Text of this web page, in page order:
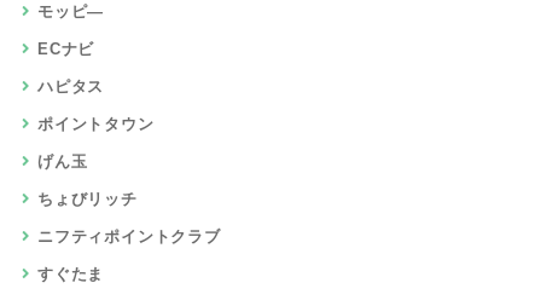
モッピ―
ECナビ
ハピタス
ポイントタウン
げん玉
ちょびリッチ
ニフティポイントクラブ
すぐたま